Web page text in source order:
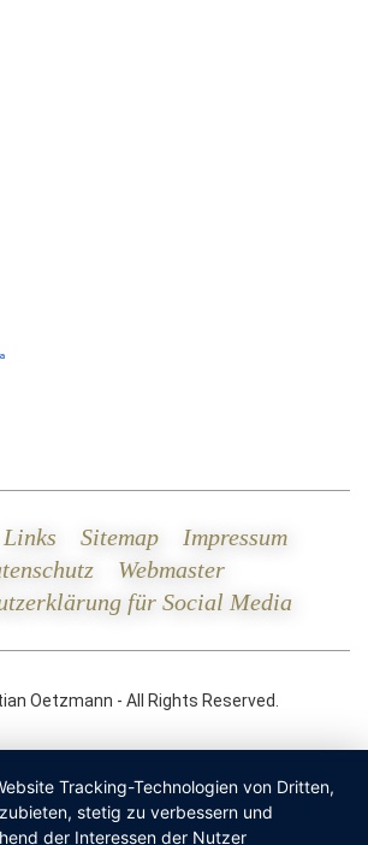
Links Sitemap
Impressum
Webmaster
für Social Media
Oetzmann - All Rights Reserved.
Tracking-Technologien von Dritten,
stetig zu verbessern und
der Interessen der Nutzer